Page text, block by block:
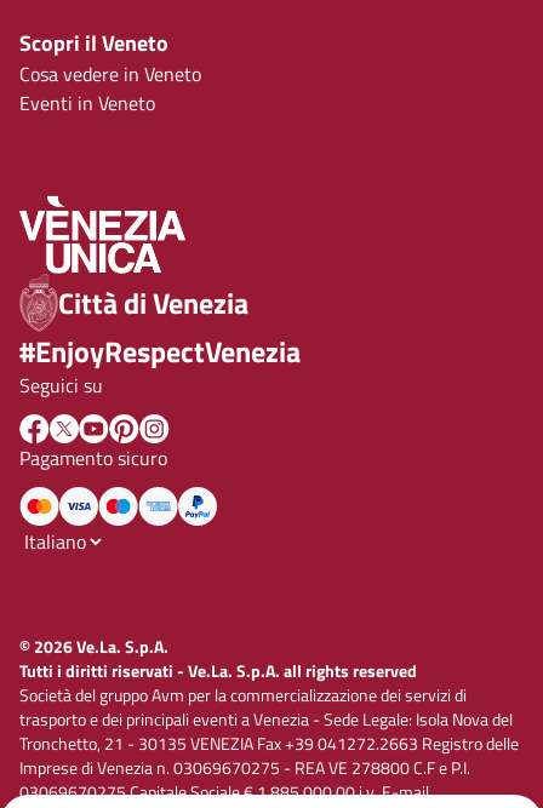
Scopri il Veneto
Cosa vedere in Veneto
Eventi in Veneto
Città di Venezia
#EnjoyRespectVenezia
Seguici su
Pagamento sicuro
© 2026 Ve.La. S.p.A.
Tutti i diritti riservati - Ve.La. S.p.A. all rights reserved
Società del gruppo Avm per la commercializzazione dei servizi di
trasporto e dei principali eventi a Venezia - Sede Legale: Isola Nova del
Tronchetto, 21 - 30135 VENEZIA Fax +39 041272.2663 Registro delle
Imprese di Venezia n. 03069670275 - REA VE 278800 C.F e P.I.
03069670275 Capitale Sociale € 1.885.000,00 i.v. E-mail